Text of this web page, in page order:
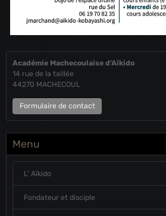
Académie Machecoulaise d'Aïkido
14 rue de la taillée
44270 MACHECOUL
Formulaire de contact
Menu
L' Aïkido
Fondateur et disciple